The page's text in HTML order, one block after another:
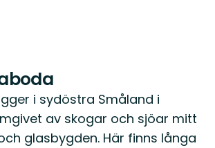
i sydöstra Småland i
av skogar och sjöar mitt
glasbygden. Här finns långa